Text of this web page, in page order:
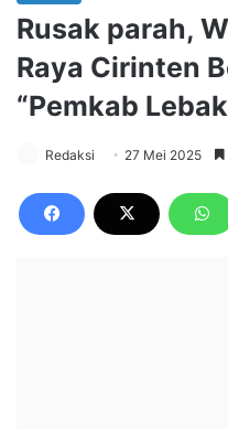
Rusak parah,
Raya Cirinten
“Pemkab
Redaksi 27 Mei 2025